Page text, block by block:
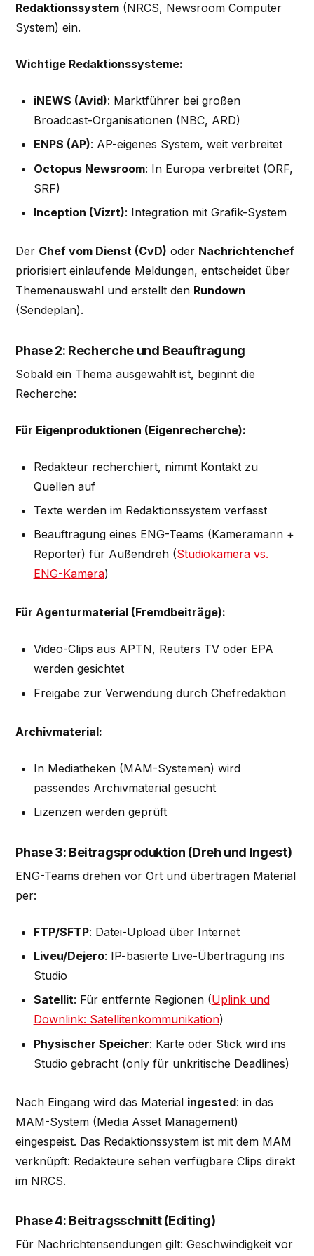
Redaktionssystem (NRCS, Newsroom Computer
System) ein.
Wichtige Redaktionssysteme:
iNEWS (Avid): Marktführer bei großen
Broadcast-Organisationen (NBC, ARD)
ENPS (AP): AP-eigenes System, weit verbreitet
Octopus Newsroom: In Europa verbreitet (ORF,
SRF)
Inception (Vizrt): Integration mit Grafik-System
Der Chef vom Dienst (CvD) oder Nachrichtenchef
priorisiert einlaufende Meldungen, entscheidet über
Themenauswahl und erstellt den Rundown
(Sendeplan).
Phase 2: Recherche und Beauftragung
Sobald ein Thema ausgewählt ist, beginnt die
Recherche:
Für Eigenproduktionen (Eigenrecherche):
Redakteur recherchiert, nimmt Kontakt zu
Quellen auf
Texte werden im Redaktionssystem verfasst
Beauftragung eines ENG-Teams (Kameramann +
Reporter) für Außendreh (Studiokamera vs.
ENG-Kamera)
Für Agenturmaterial (Fremdbeiträge):
Video-Clips aus APTN, Reuters TV oder EPA
werden gesichtet
Freigabe zur Verwendung durch Chefredaktion
Archivmaterial:
In Mediatheken (MAM-Systemen) wird
passendes Archivmaterial gesucht
Lizenzen werden geprüft
Phase 3: Beitragsproduktion (Dreh und Ingest)
ENG-Teams drehen vor Ort und übertragen Material
per:
FTP/SFTP: Datei-Upload über Internet
Liveu/Dejero: IP-basierte Live-Übertragung ins
Studio
Satellit: Für entfernte Regionen (Uplink und
Downlink: Satellitenkommunikation)
Physischer Speicher: Karte oder Stick wird ins
Studio gebracht (only für unkritische Deadlines)
Nach Eingang wird das Material ingested: in das
MAM-System (Media Asset Management)
eingespeist. Das Redaktionssystem ist mit dem MAM
verknüpft: Redakteure sehen verfügbare Clips direkt
im NRCS.
Phase 4: Beitragsschnitt (Editing)
Für Nachrichtensendungen gilt: Geschwindigkeit vor